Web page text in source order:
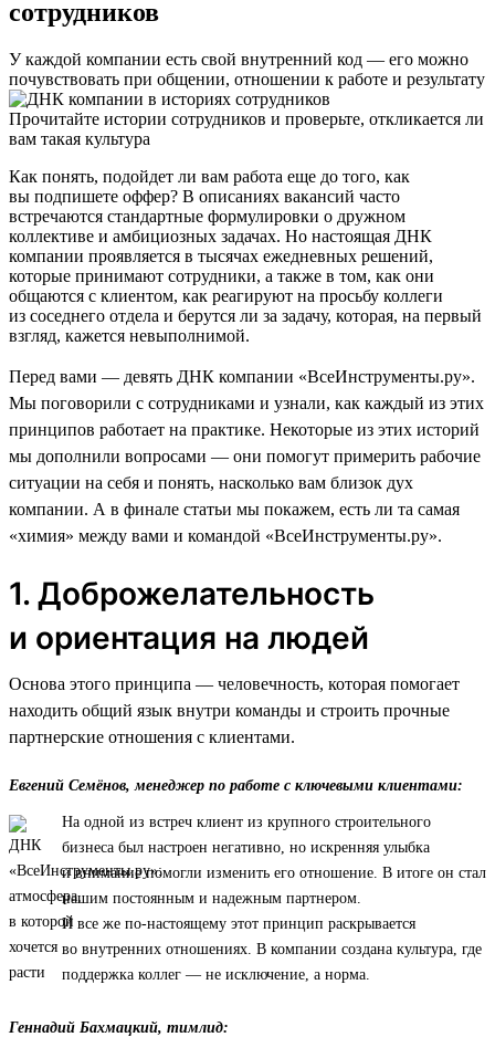
сотрудников
У каждой компании есть свой внутренний код — его можно
почувствовать при общении, отношении к работе и результату
Прочитайте истории сотрудников и проверьте, откликается ли
вам такая культура
Как понять, подойдет ли вам работа еще до того, как
вы подпишете оффер? В описаниях вакансий часто
встречаются стандартные формулировки о дружном
коллективе и амбициозных задачах. Но настоящая ДНК
компании проявляется в тысячах ежедневных решений,
которые принимают сотрудники, а также в том, как они
общаются с клиентом, как реагируют на просьбу коллеги
из соседнего отдела и берутся ли за задачу, которая, на первый
взгляд, кажется невыполнимой.
Перед вами — девять ДНК компании «ВсеИнструменты.ру».
Мы поговорили с сотрудниками и узнали, как каждый из этих
принципов работает на практике. Некоторые из этих историй
мы дополнили вопросами — они помогут примерить рабочие
ситуации на себя и понять, насколько вам близок дух
компании. А в финале статьи мы покажем, есть ли та самая
«химия» между вами и командой «ВсеИнструменты.ру».
1. Доброжелательность
и ориентация на людей
Основа этого принципа — человечность, которая помогает
находить общий язык внутри команды и строить прочные
партнерские отношения с клиентами.
Евгений Семёнов, менеджер по работе с ключевыми клиентами:
На одной из встреч клиент из крупного строительного
бизнеса был настроен негативно, но искренняя улыбка
и внимание помогли изменить его отношение. В итоге он стал
нашим постоянным и надежным партнером.
И все же по-настоящему этот принцип раскрывается
во внутренних отношениях. В компании создана культура, где
поддержка коллег — не исключение, а норма.
Геннадий Бахмацкий, тимлид: